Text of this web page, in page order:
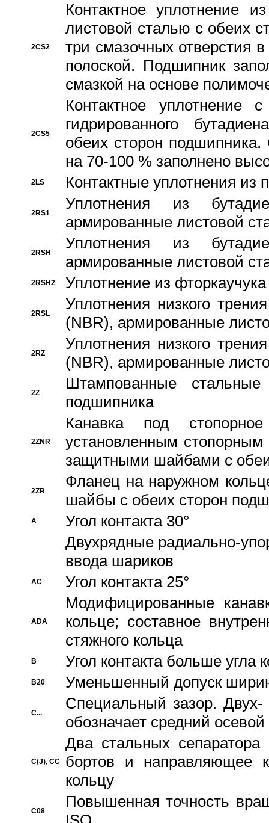
2CS2
Контактное уплотнение
листовой сталью с обеих
три смазочных отверстия
полоской. Подшипник
смазкой на основе
2CS5
Контактное уплотнение
гидрированного
обеих сторон
на 70-100 % заполнено
2LS Контактные уплотнения из
2RS1
Уплотнения из
армированные листовой
2RSH
Уплотнения из
армированные листовой
2RSH2 Уплотнение из
2RSL
Уплотнения низкого
(NBR), армированные
2RZ
Уплотнения низкого
(NBR), армированные
2Z
Штампованные
подшипника
2ZNR
Канавка под
установленным
защитными шайбами с
2ZR
Фланец на наружном
шайбы с обеих сторон
A
Угол контакта 30°
Двухрядные радиально-
ввода шариков
AC Угол контакта 25°
ADA
Модифицированные
кольце; составное
стяжного кольца
B Угол контакта больше угла
B20 Уменьшенный допуск
C...
Специальный зазор.
обозначает средний
C(J), CC
Два стальных сепаратора
бортов и направляющее
кольцу
C08
Повышенная точность